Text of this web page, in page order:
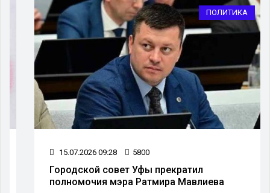
ПОЛИТИКА
15.07.2026 09:28 5800
Городской совет Уфы прекратил
полномочия мэра Ратмира Мавлиева